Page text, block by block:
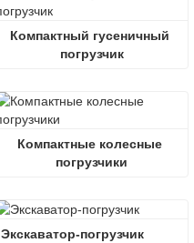
Компактный гусеничный
погрузчик
Компактные колесные
погрузчики
Экскаватор-погрузчик